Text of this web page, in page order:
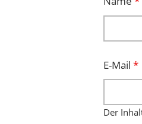
E-Mail *
Der